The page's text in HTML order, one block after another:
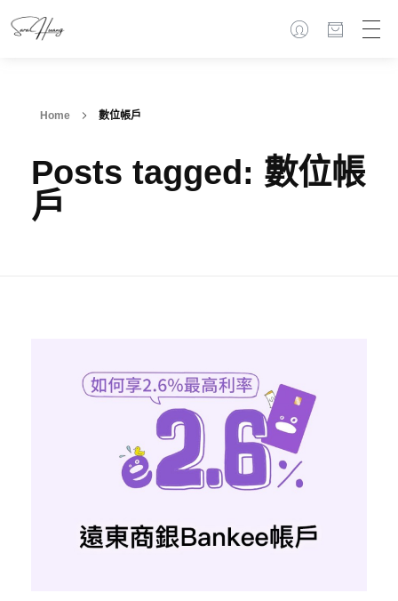
Home 數位帳戶
Posts tagged: 數位帳
戶